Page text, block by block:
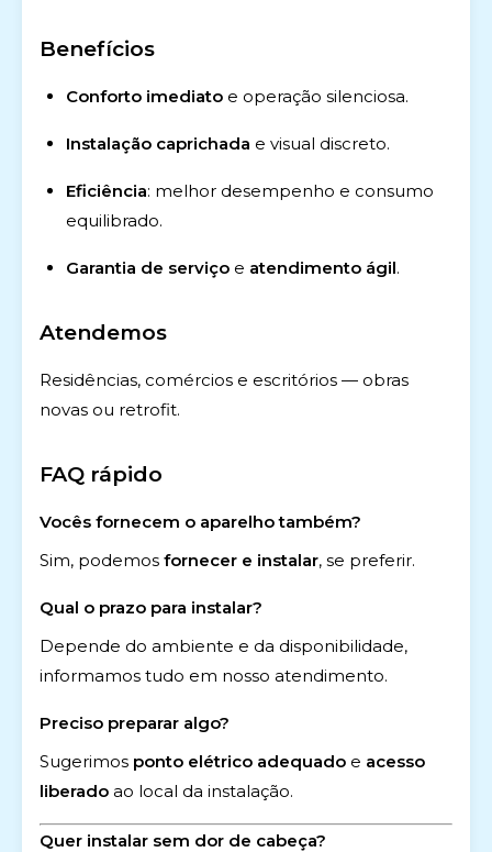
Benefícios
Conforto imediato e operação silenciosa.
Instalação caprichada e visual discreto.
Eficiência: melhor desempenho e consumo
equilibrado.
Garantia de serviço e atendimento ágil.
Atendemos
Residências, comércios e escritórios — obras
novas ou retrofit.
FAQ rápido
Vocês fornecem o aparelho também?
Sim, podemos fornecer e instalar, se preferir.
Qual o prazo para instalar?
Depende do ambiente e da disponibilidade,
informamos tudo em nosso atendimento.
Preciso preparar algo?
Sugerimos ponto elétrico adequado e acesso
liberado ao local da instalação.
Quer instalar sem dor de cabeça?